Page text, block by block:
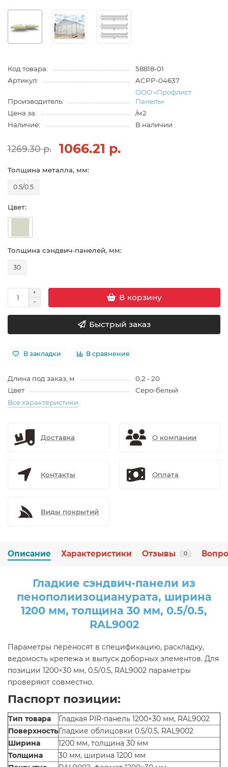
Код товара:
58818-01
Артикул:
ACPP-04637
Производитель:
ООО «Профлист
Панель»
Цена за:
/м2
Наличие:
В наличии
1269.30 р. 1066.21 р.
Толщина металла, мм:
0.5/0.5
Цвет:
Толщина сэндвич-панелей, мм:
30
В корзину
Быстрый заказ
В закладки В сравнение
Длина под заказ, м
0,2 - 20
Цвет
Серо-белый
Все характеристики
Доставка О компании
Контакты Оплата
Виды покрытий
Описание Характеристики Отзывы 0
Гладкие сэндвич-панели из
пенополиизоцианурата, ширина
1200 мм, толщина 30 мм, 0.5/0.5,
RAL9002
Параметры переносят в спецификацию, раскладку,
ведомость крепежа и выпуск доборных элементов. Для
позиции 1200×30 мм, 0.5/0.5, RAL9002 параметры
проверяют совместно.
Паспорт позиции:
Тип товара
Гладкая PIR-панель 1200×30 мм, RAL9002
ПоверхностьГладкие облицовки 0.5/0.5, RAL9002
Ширина
1200 мм, толщина 30 мм
Толщина
30 мм, ширина 1200 мм